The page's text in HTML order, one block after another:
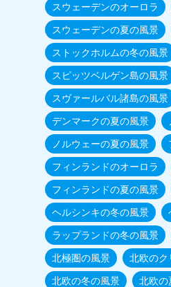
スウェーデンのオーロラ
スウェーデンの夏の風景
ストックホルムの冬の風景
スピッツベルゲン島の風景
スヴァールバル諸島の風景
デンマークの夏の風景
ノルウェーの夏の風景
フィンランドのオーロラ
フィンランドの夏の風景
ヘルシンキの冬の風景
ラップランドの冬の風景
北極圏の風景 北欧のク
北欧の冬の風景 北欧の